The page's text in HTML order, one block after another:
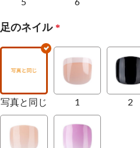
足のネイル *
写真と同じ 1 2